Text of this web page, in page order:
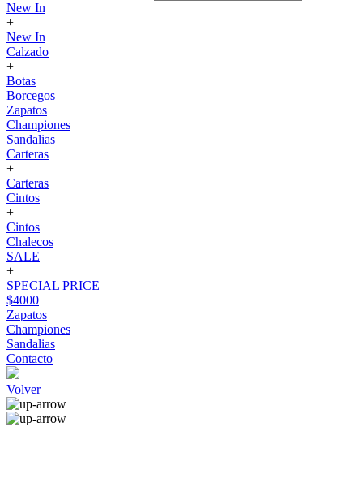
New In
+
New In
Calzado
+
Botas
Borcegos
Zapatos
Championes
Sandalias
Carteras
+
Carteras
Cintos
+
Cintos
Chalecos
SALE
+
SPECIAL PRICE
$4000
Zapatos
Championes
Sandalias
Contacto
Volver